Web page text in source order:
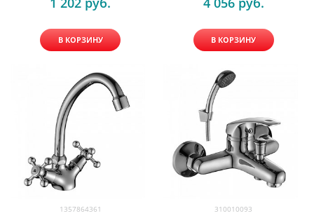
В КОРЗИНУ В КОРЗИНУ
1357864361 310010093